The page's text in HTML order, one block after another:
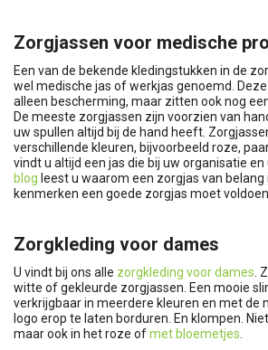
Zorgjassen voor medische
Een van de bekende kledingstukken in de
wel medische jas of werkjas genoemd.
alleen bescherming, maar zitten ook nog
De meeste zorgjassen zijn voorzien van
uw spullen altijd bij de hand heeft.
verschillende kleuren, bijvoorbeeld roze,
vindt u altijd een jas die bij uw organisatie en
blog leest u waarom een zorgjas van belang
kenmerken een goede zorgjas moet voldoen.
Zorgkleding voor dames
U vindt bij ons alle zorgkleding voor dames .
witte of gekleurde zorgjassen. Een mooie
verkrijgbaar in meerdere kleuren en met de
logo erop te laten borduren. En klompen.
maar ook in het roze ofmet bloemetjes